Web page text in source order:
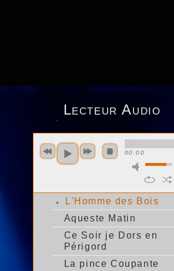
Lecteur Audio
00:00
L'Homme des Bois
Aqueste Matin
Ce Soir je Dors en
Périgord
La pince Coupante